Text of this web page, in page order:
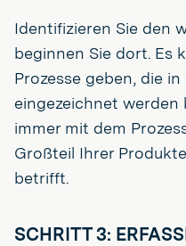
Identifizieren Sie den
beginnen Sie dort. Es
Prozesse geben, die
eingezeichnet werden
immer mit dem
Großteil Ihrer
betrifft.
SCHRITT 3: